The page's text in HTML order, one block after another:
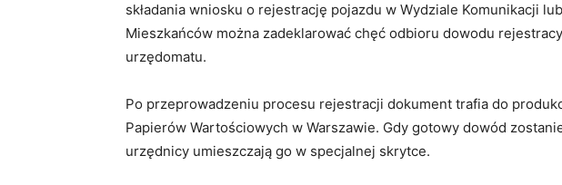
składania wniosku o rejestrację pojazdu w Wydziale Komunikacji
Mieszkańców można zadeklarować chęć odbioru dowodu
urzędomatu.
Po przeprowadzeniu procesu rejestracji dokument trafia do
Papierów Wartościowych w Warszawie. Gdy gotowy dowód
urzędnicy umieszczają go w specjalnej skrytce.